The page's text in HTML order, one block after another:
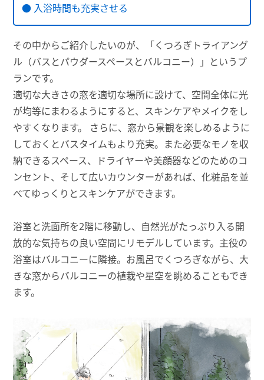
● 入浴時間も充実させる
その中からご紹介したいのが、「くつろぎトライアング
ル（バスとパウダースペースとバルコニー）」というプ
ランです。
適切な大きさの窓を適切な場所に設けて、空間全体に光
が均等にまわるようにすると、スキンケアやメイクをし
やすくなります。 さらに、窓から景観を楽しめるように
しておくとバスタイムもより充実。また必要なモノを収
納できるスペース、ドライヤーや美顔器などのためのコ
ンセント、そして広いカウンターがあれば、化粧品を並
べてゆっくりとスキンケアができます。
浴室と洗面所を2階に移動し、自然光がたっぷり入る開
放的な気持ちの良い空間にリモデルしています。主役の
浴室はバルコニーに隣接。お風呂でくつろぎながら、大
きな窓からバルコニーの植栽や星空を眺めることもでき
ます。